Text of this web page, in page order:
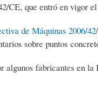
CE, que entró en vigor
de Máquinas 2006/
sobre puntos
algunos fabricantes en